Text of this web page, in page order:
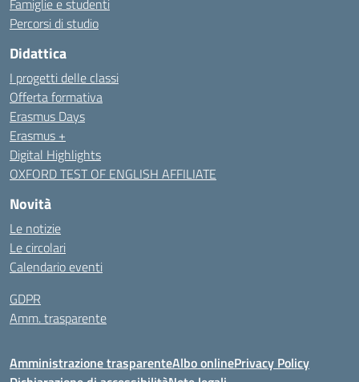
Famiglie e studenti
Percorsi di studio
Didattica
I progetti delle classi
Offerta formativa
Erasmus Days
Erasmus +
Digital Highlights
OXFORD TEST OF ENGLISH AFFILIATE
Novità
Le notizie
Le circolari
Calendario eventi
GDPR
Amm. trasparente
Amministrazione trasparenteAlbo onlinePrivacy Policy